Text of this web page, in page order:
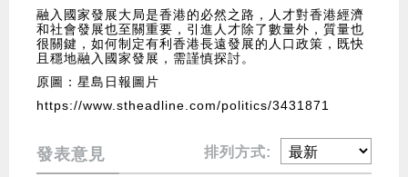
融入國家發展大局是香港的必然之路，人才對香港經濟
和社會發展也至關重要，引進人才除了數量外，質量也
很關鍵，如何制定有利香港長遠發展的人口政策，既快
且穩地融入國家發展，需謹慎探討。
原圖：星島日報圖片
https://www.stheadline.com/politics/3431871
發表意見 排列方式: